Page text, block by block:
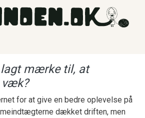
mærke til, at
væk?
for at give en bedre oplevelse på
dækket driften, men